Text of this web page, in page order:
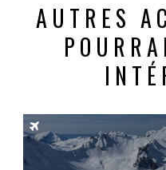
AUTRES